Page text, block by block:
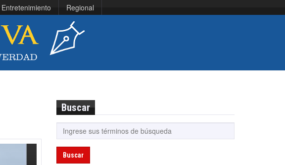
Entretenimiento Regional
Buscar
Buscar